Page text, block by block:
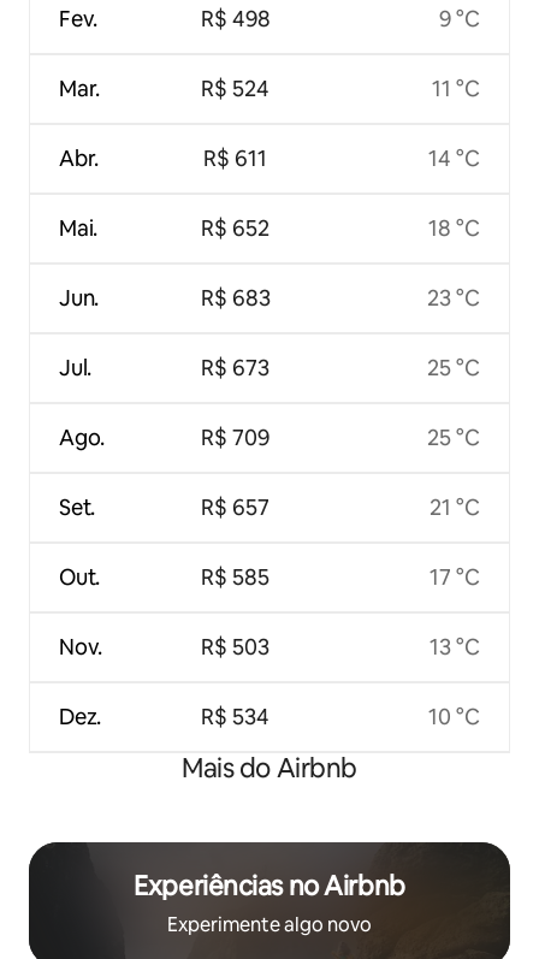
Fev.
Mar.
Abr.
Mai.
Jun.
Jul.
Ago.
Set.
Out.
Nov.
Dez.
R$ 498
R$ 524
R$ 611
R$ 652
R$ 683
R$ 673
R$ 709
R$ 657
R$ 585
R$ 503
R$ 534
9 °C
11 °C
14 °C
18 °C
23 °C
25 °C
25 °C
21 °C
17 °C
13 °C
10 °C
Mais do Airbnb
Experiências no Airbnb
Experimente algo novo